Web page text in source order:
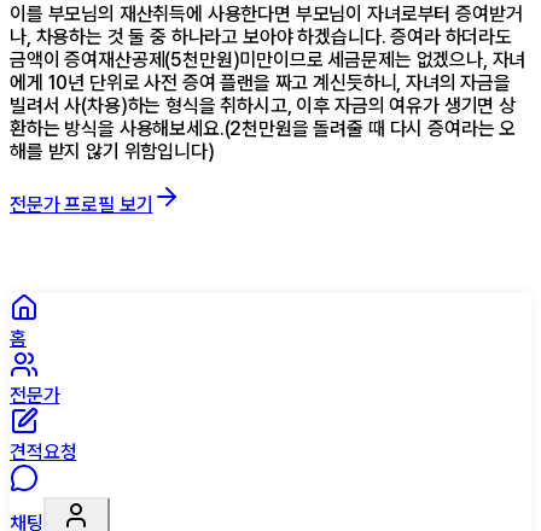
이를 부모님의 재산취득에 사용한다면 부모님이 자녀로부터 증여받거
나, 차용하는 것 둘 중 하나라고 보아야 하겠습니다. 증여라 하더라도
금액이 증여재산공제(5천만원)미만이므로 세금문제는 없겠으나, 자녀
에게 10년 단위로 사전 증여 플랜을 짜고 계신듯하니, 자녀의 자금을
빌려서 사(차용)하는 형식을 취하시고, 이후 자금의 여유가 생기면 상
환하는 방식을 사용해보세요.(2천만원을 돌려줄 때 다시 증여라는 오
해를 받지 않기 위함입니다)
전문가 프로필 보기
홈
전문가
견적요청
채팅